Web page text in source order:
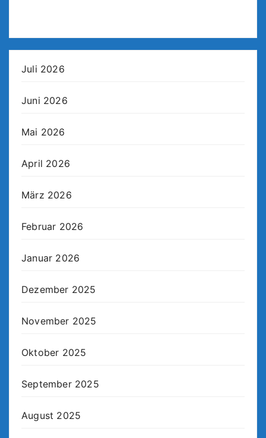
Juli 2026
Juni 2026
Mai 2026
April 2026
März 2026
Februar 2026
Januar 2026
Dezember 2025
November 2025
Oktober 2025
September 2025
August 2025